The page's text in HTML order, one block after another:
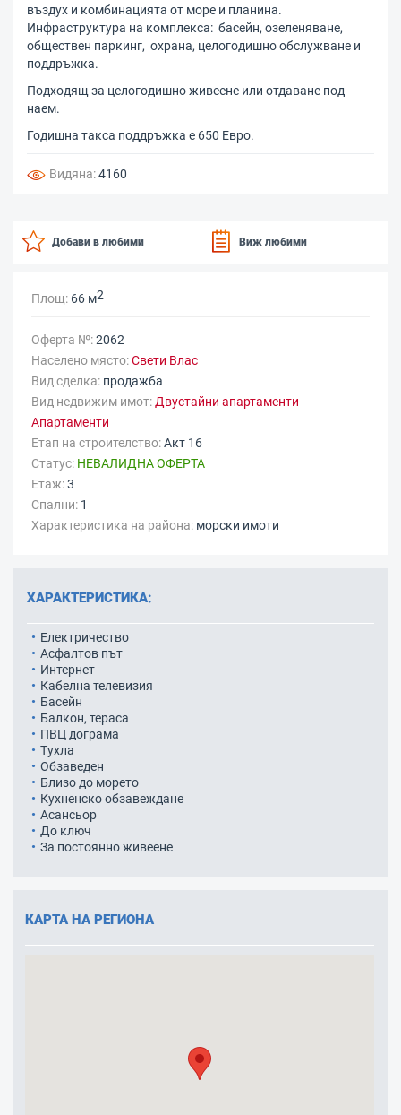
въздух и комбинацията от море и планина.
Инфраструктура на комплекса: басейн, озеленяване,
обществен паркинг, охрана, целогодишно обслужване и
поддръжка.
Подходящ за целогодишно живеене или отдаване под
наем.
Годишна такса поддръжка е 650 Евро.
Видяна:4160
Добави в любими Виж любими
Площ: 66 м2
Оферта №:2062
Населено място:Свети Влас
Вид сделка: продажба
Вид недвижим имот: Двустайни апартаменти
Апартаменти
Етап на строителство:Акт 16
Статус: НЕВАЛИДНА ОФЕРТА
Етаж:3
Спални: 1
Характеристика на района: морски имоти
ХАРАКТЕРИСТИКА:
Електричество
Асфалтов път
Интернет
Кабелна телевизия
Басейн
Балкон, тераса
ПВЦ дограма
Тухла
Обзаведен
Близо до морето
Кухненско обзавеждане
Асансьор
До ключ
За постоянно живеене
КАРТА НА РЕГИОНА